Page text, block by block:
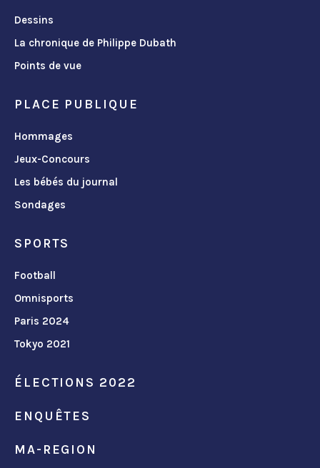
Dessins
La chronique de Philippe Dubath
Points de vue
PLACE PUBLIQUE
Hommages
Jeux-Concours
Les bébés du journal
Sondages
SPORTS
Football
Omnisports
Paris 2024
Tokyo 2021
ÉLECTIONS 2022
ENQUÊTES
MA-REGION